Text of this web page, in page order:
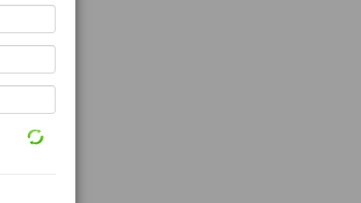
phosphoric acid 85% food grade